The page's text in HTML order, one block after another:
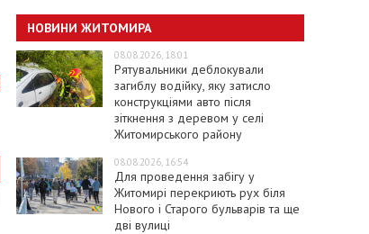
НОВИНИ ЖИТОМИРА
08.08.2026, 18:01
Рятувальники деблокували
загиблу водійку, яку затисло
конструкціями авто після
зіткнення з деревом у селі
Житомирського району
08.08.2026, 16:54
Для проведення забігу у
Житомирі перекриють рух біля
Нового і Старого бульварів та ще
дві вулиці